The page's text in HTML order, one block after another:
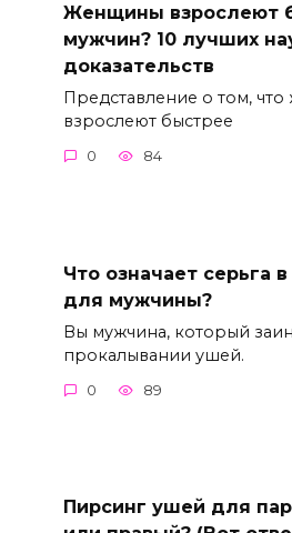
Женщины взрослеют
мужчин? 10 лучших
доказательств
Представление о том,
взрослеют быстрее
0 84
Что означает серьга
для мужчины?
Вы мужчина, который
прокалывании ушей.
0 89
Пирсинг ушей для